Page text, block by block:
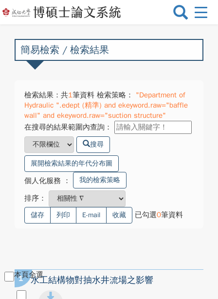
選
換
簡易檢索 / 檢索結果
檢索結果：共1筆資料 檢索策略：
"Department of
Hydraulic ".edept (精準) and ekeyword.raw="baffle
wall" and ekeyword.raw="suction structure"
在搜尋的結果範圍內查詢：
搜尋
展開檢索結果的年代分布圖
個人化服務 ： 我的檢索策略
排序：
儲存 列印 E-mail 收藏 已勾選0筆資料
本頁全選
1 水工結構物對抽水井流場之影響